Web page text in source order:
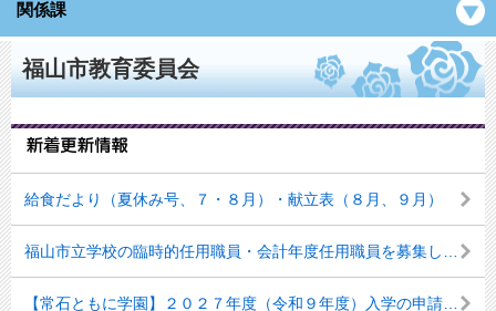
関係課
福山市教育委員会
給食だより（夏休み号、７・８月）・献立表（８月、９月）